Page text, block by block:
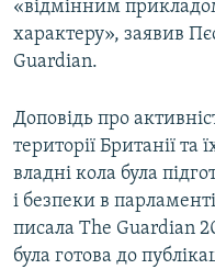
«відмінним
характеру», заявив
Guardian.
Доповідь про
території Британії
владні кола була
і безпеки в
писала The Guardian
була готова до